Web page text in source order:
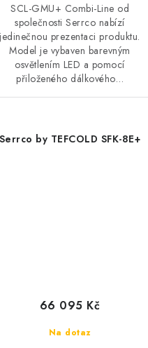
SCL-GMU+ Combi-Line od
společnosti Serrco nabízí
jedinečnou prezentaci produktu.
Model je vybaven barevným
osvětlením LED a pomocí
přiloženého dálkového…
Serrco by TEFCOLD SFK-8E+
Na dotaz
66 095 Kč